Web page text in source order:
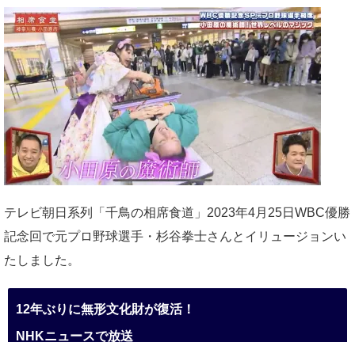
テレビ朝日系列「千鳥の相席食道」2023年4月25日WBC優勝
記念回で元プロ野球選手・杉谷拳士さんとイリュージョンい
たしました。
12年ぶりに無形文化財が復活！
NHKニュースで放送